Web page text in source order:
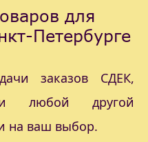
для
Петербурге
заказов СДЕК,
любой другой
на ваш выбор.